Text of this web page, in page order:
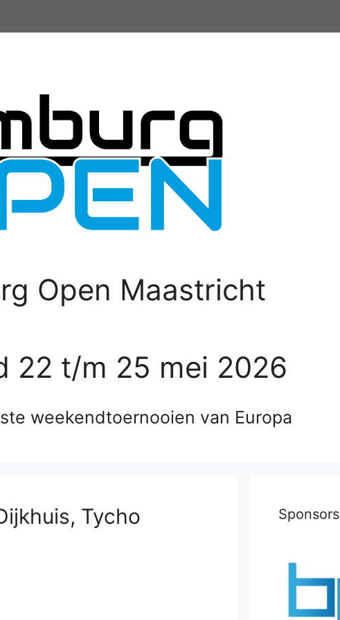
Open Maastricht
22 t/m 25 mei 2026
weekendtoernooien van Europa
Tycho Sponsors